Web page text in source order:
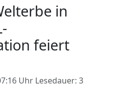
in
feiert
Uhr Lesedauer: 3